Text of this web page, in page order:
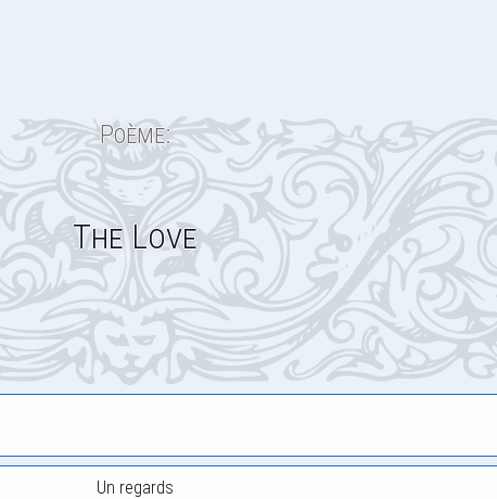
Poème:
The Love
Un regards